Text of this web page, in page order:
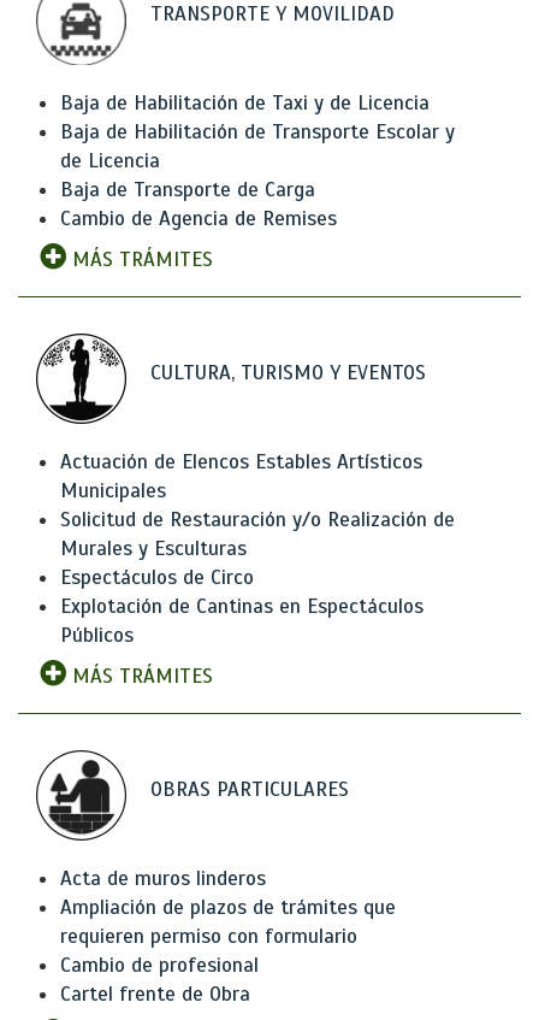
TRANSPORTE Y MOVILIDAD
Baja de Habilitación de Taxi y de Licencia
Baja de Habilitación de Transporte Escolar y
de Licencia
Baja de Transporte de Carga
Cambio de Agencia de Remises
MÁS TRÁMITES
CULTURA, TURISMO Y EVENTOS
Actuación de Elencos Estables Artísticos
Municipales
Solicitud de Restauración y/o Realización de
Murales y Esculturas
Espectáculos de Circo
Explotación de Cantinas en Espectáculos
Públicos
MÁS TRÁMITES
OBRAS PARTICULARES
Acta de muros linderos
Ampliación de plazos de trámites que
requieren permiso con formulario
Cambio de profesional
Cartel frente de Obra